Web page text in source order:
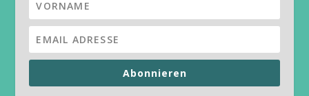
Abonnieren